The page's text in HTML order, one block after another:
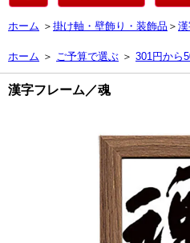
ホーム ＞ 掛け軸・壁飾り・装飾品 ＞
ホーム ＞ ご予算で選ぶ ＞ 301円から
漢字フレーム／魂